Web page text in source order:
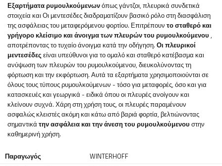
Εξαρτήματα ρυμουλκούμενωνόπωςγάντζοι, πλευρικά συνδετικά
στοιχεία καιΟι μεντεσέδες διαδραματίζουν βασικό ρόλο στη διασφάλιση
της ασφάλειας του μεταφερόμενου φορτίου. Επιτρέπουν το σταθερό και
γρήγορο κλείσιμο και άνοιγμα των πλευρών του ρυμουλκούμενου ,
αποτρέποντας το τυχαίο άνοιγμα κατά την οδήγηση. Οι πλευρικοί
μεντεσέδεςείναι υπεύθυνοι για το ομαλό και σταθερό κατέβασμα και
ανύψωση των πλευρών του ρυμουλκούμενου, διευκολύνοντας τη
φόρτωση και την εκφόρτωση. Αυτά τα εξαρτήματα χρησιμοποιούνται σε
όλους τους τύπους ρυμουλκούμενων - τόσο για μεταφορές, όσο και για
κατασκευές και γεωργικά - ειδικά όπου οι πλευρές ανοίγουν και
κλείνουν συχνά. Χάρη στη χρήση τους, οι πλευρές παραμένουν
ασφαλώς κλειστές ακόμη και κάτω από βαριά φορτία, βελτιώνοντας
σημαντικά την ασφάλεια και την άνεση του ρυμουλκούμενου στην
καθημερινή χρήση.
Παραγωγός
WINTERHOFF